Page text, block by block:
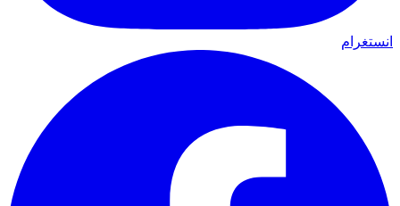
انستغرام